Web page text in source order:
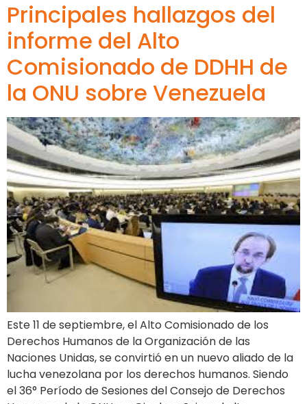
Principales hallazgos del
informe del Alto
Comisionado de DDHH de
la ONU sobre Venezuela
Este 11 de septiembre, el Alto Comisionado de los
Derechos Humanos de la Organización de las
Naciones Unidas, se convirtió en un nuevo aliado de la
lucha venezolana por los derechos humanos. Siendo
el 36° Período de Sesiones del Consejo de Derechos